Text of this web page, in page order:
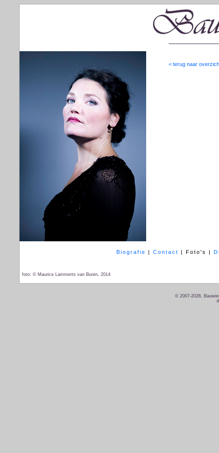
< terug naar
Biografie | Contact | Foto's |
foto: © Maurice Lammerts van Buren, 2014
© 2007-2026,